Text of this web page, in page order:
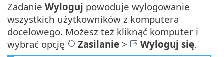
Zadanie Wyloguj powoduje wylogowanie
wszystkich użytkowników z komputera
docelowego. Możesz też kliknąć komputer i
wybrać opcję
Zasilanie > Wyloguj się.